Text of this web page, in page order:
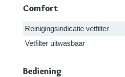
Comfort
Reinigingsindicatie vetfilter
Vetfilter uitwasbaar
Bediening